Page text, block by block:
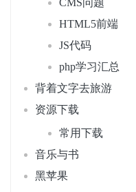
HTML5前端
JS代码
php学习汇总
背着文字去旅游
资源下载
常用下载
音乐与书
黑苹果